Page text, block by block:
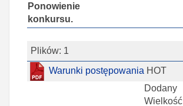
Ponowienie
konkursu.
Plików: 1
Warunki postępowania HOT
Dodany
Wielkość